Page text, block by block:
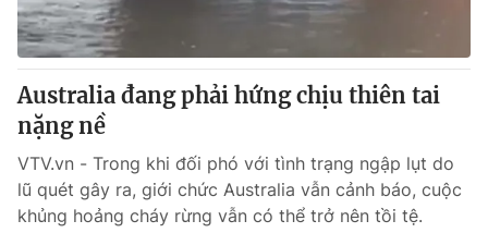
VTV4
VTV9 VTV8
Liên hệ tòa soạn English
Australia đang phải hứng chịu thiên tai
nặng nề
VTV.vn - Trong khi đối phó với tình trạng ngập lụt do
lũ quét gây ra, giới chức Australia vẫn cảnh báo, cuộc
khủng hoảng cháy rừng vẫn có thể trở nên tồi tệ.